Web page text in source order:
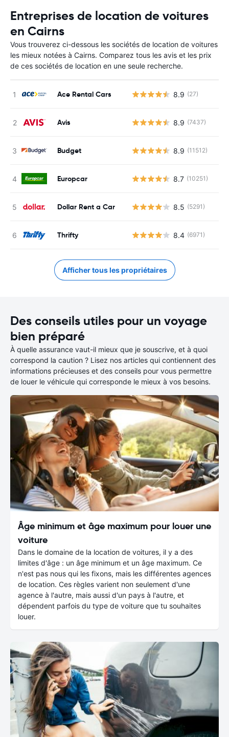
Entreprises de location de voitures
en Cairns
Vous trouverez ci-dessous les sociétés de location de voitures
les mieux notées à Cairns. Comparez tous les avis et les prix
de ces sociétés de location en une seule recherche.
Ace Rental Cars 8.9 (27)
Avis 8.9 (7437)
Budget 8.9 (11512)
Europcar 8.7 (10251)
Dollar Rent a Car 8.5 (5291)
Thrifty 8.4 (6971)
Afficher tous les propriétaires
Des conseils utiles pour un voyage
bien préparé
À quelle assurance vaut-il mieux que je souscrive, et à quoi
correspond la caution ? Lisez nos articles qui contiennent des
informations précieuses et des conseils pour vous permettre
de louer le véhicule qui corresponde le mieux à vos besoins.
Âge minimum et âge maximum pour louer une
voiture
Dans le domaine de la location de voitures, il y a des
limites d'âge : un âge minimum et un âge maximum. Ce
n'est pas nous qui les fixons, mais les différentes agences
de location. Ces règles varient non seulement d'une
agence à l'autre, mais aussi d'un pays à l'autre, et
dépendent parfois du type de voiture que tu souhaites
louer.